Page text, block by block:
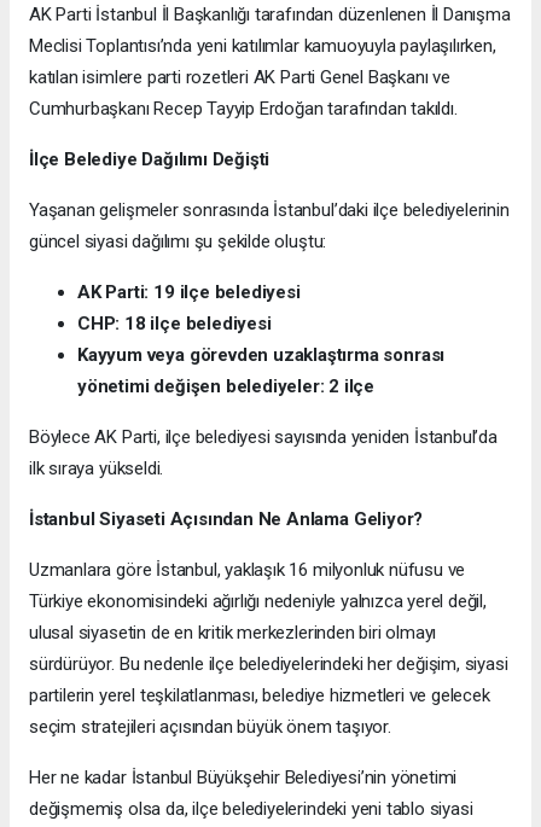
AK Parti İstanbul İl Başkanlığı tarafından düzenlenen İl Danışma
Meclisi Toplantısı’nda yeni katılımlar kamuoyuyla paylaşılırken,
katılan isimlere parti rozetleri AK Parti Genel Başkanı ve
Cumhurbaşkanı Recep Tayyip Erdoğan tarafından takıldı.
İlçe Belediye Dağılımı Değişti
Yaşanan gelişmeler sonrasında İstanbul’daki ilçe belediyelerinin
güncel siyasi dağılımı şu şekilde oluştu:
AK Parti: 19 ilçe belediyesi
CHP: 18 ilçe belediyesi
Kayyum veya görevden uzaklaştırma sonrası
yönetimi değişen belediyeler: 2 ilçe
Böylece AK Parti, ilçe belediyesi sayısında yeniden İstanbul’da
ilk sıraya yükseldi.
İstanbul Siyaseti Açısından Ne Anlama Geliyor?
Uzmanlara göre İstanbul, yaklaşık 16 milyonluk nüfusu ve
Türkiye ekonomisindeki ağırlığı nedeniyle yalnızca yerel değil,
ulusal siyasetin de en kritik merkezlerinden biri olmayı
sürdürüyor. Bu nedenle ilçe belediyelerindeki her değişim, siyasi
partilerin yerel teşkilatlanması, belediye hizmetleri ve gelecek
seçim stratejileri açısından büyük önem taşıyor.
Her ne kadar İstanbul Büyükşehir Belediyesi’nin yönetimi
değişmemiş olsa da, ilçe belediyelerindeki yeni tablo siyasi